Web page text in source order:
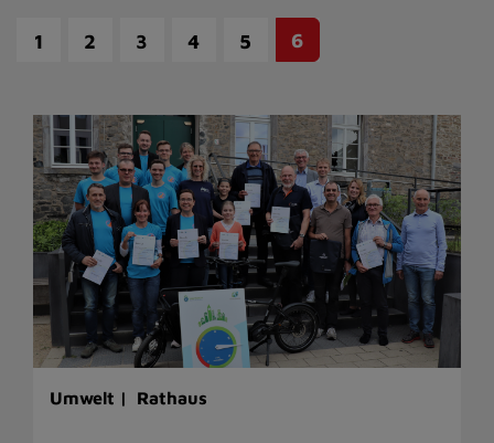
1 2 3 4 5 6
Umwelt | Rathaus